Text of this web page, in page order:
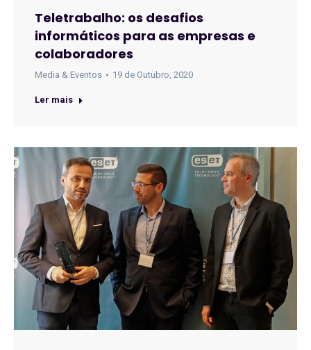
Teletrabalho: os desafios
informáticos para as empresas e
colaboradores
Media & Eventos 19 de Outubro, 2020
Ler mais